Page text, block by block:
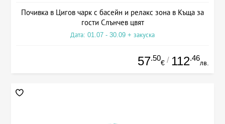
Почивка в Цигов чарк с басейн и релакс зона в Къща за
гости Слънчев цвят
Дата: 01.07 - 30.09 + закуска
57.50
€ / 112.46
лв.